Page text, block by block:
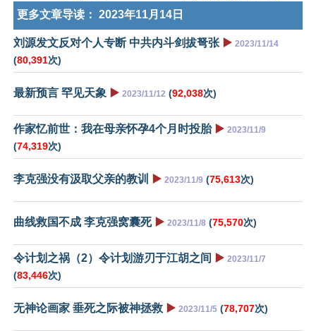
更多文章导读： 2023年11月14日
刘源发文反对个人专断 中共内斗剑拔弩张 ▶️ 2023/11/14
(80,391次)
最新预言 罕见天象 ▶️ 2023/11/12 (92,038次)
作家忆前世：我在母亲怀孕4个月时投胎 ▶️ 2023/11/9
(74,319次)
李克强没有汲取父亲的教训 ▶️ 2023/11/9 (75,613次)
曲线救国不成 李克强窝囊死 ▶️ 2023/11/8 (75,570次)
令计划之祸（2）令计划游刃于江胡之间 ▶️ 2023/11/7
(83,446次)
无神论画家 垂死之际被神拯救 ▶️ 2023/11/5 (78,707次)